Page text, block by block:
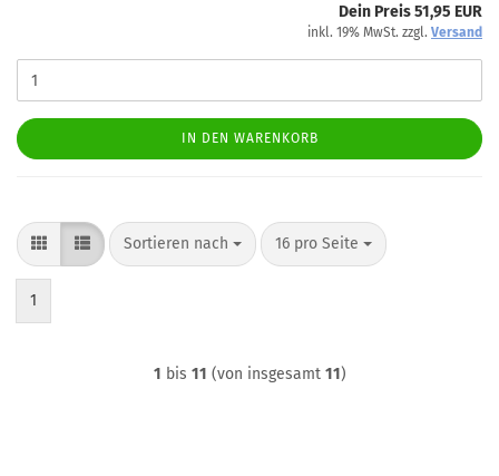
Dein Preis 51,95 EUR
inkl. 19% MwSt. zzgl. Versand
IN DEN WARENKORB
Sortieren nach
Sortieren nach 16 pro Seite
pro Seite
1
1 bis 11 (von insgesamt 11)